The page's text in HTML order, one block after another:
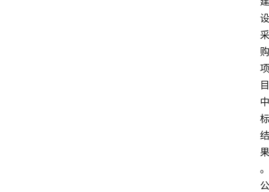
设
采
购
项
目
中
标
结
果
。
公